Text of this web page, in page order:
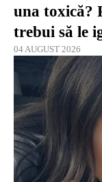
una toxică?
trebui să le
04 AUGUST 2026